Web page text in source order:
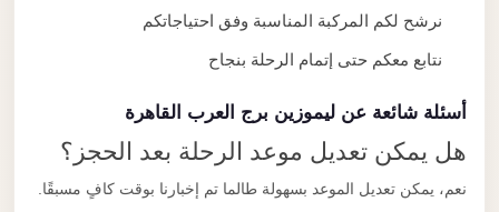
نرشح لكم المركبة المناسبة وفق احتياجاتكم
نتابع معكم حتى إتمام الرحلة بنجاح
أسئلة شائعة عن ليموزين برج العرب القاهرة
هل يمكن تعديل موعد الرحلة بعد الحجز؟
نعم، يمكن تعديل الموعد بسهولة طالما تم إخبارنا بوقت كافٍ مسبقًا.